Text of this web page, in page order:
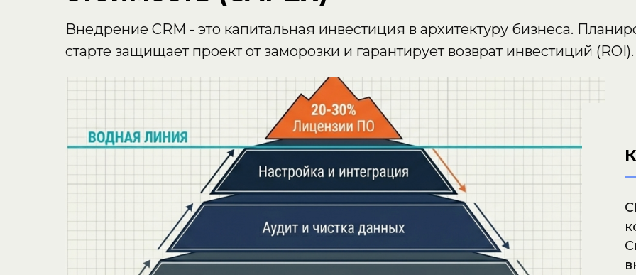
Внедрение CRM - это капитальная инвестиция в архитектуру бизнеса.
старте защищает проект от заморозки и гарантирует возврат инвестиций (ROI).